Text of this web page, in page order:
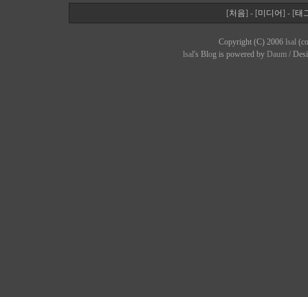
[처음] - [미디어] - [태
Copyright (C) 2006 lsal
lsal's Blog is powered by Daum/